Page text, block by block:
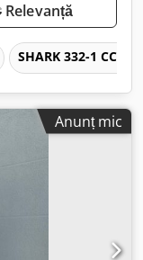
Relevanță
SHARK 332-1 CCS
Anunț mic